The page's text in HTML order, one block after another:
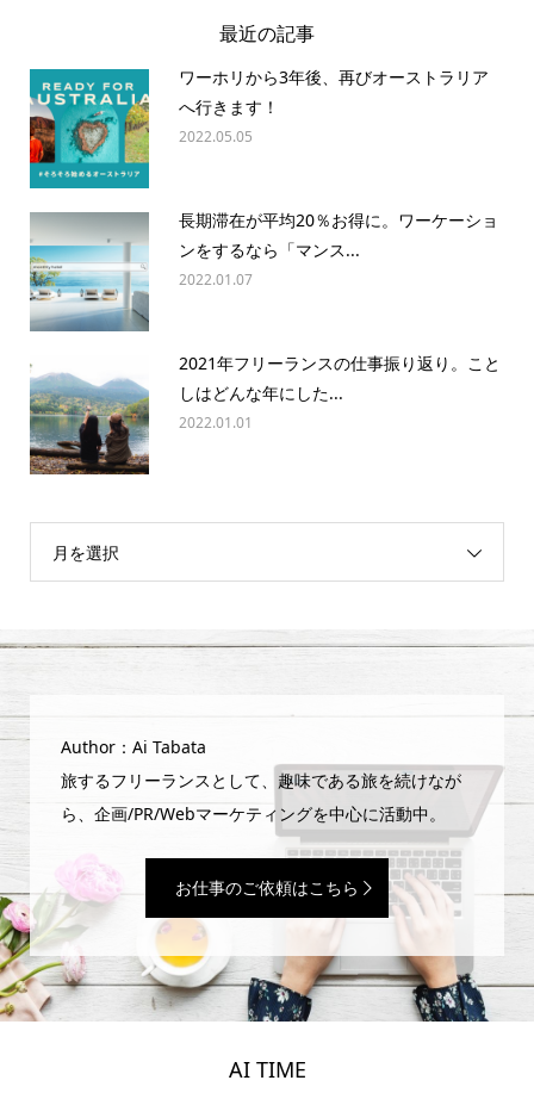
最近の記事
ワーホリから3年後、再びオーストラリア
へ行きます！
2022.05.05
長期滞在が平均20％お得に。ワーケーショ
ンをするなら「マンス...
2022.01.07
2021年フリーランスの仕事振り返り。こと
しはどんな年にした...
2022.01.01
月を選択
Author：Ai Tabata
旅するフリーランスとして、趣味である旅を続けなが
ら、企画/PR/Webマーケティングを中心に活動中。
お仕事のご依頼はこちら
AI TIME